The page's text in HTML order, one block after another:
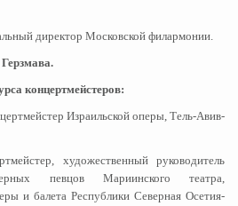
директор Московской филармонии.
концертмейстеров:
Израильской оперы, Тель-Авив-
художественный руководитель
певцов Мариинского театра,
и балета Республики Северная Осетия-